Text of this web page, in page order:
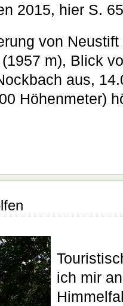
2015, hier S. 65
von
m), Blick
aus,
Höhenmeter)
ich mir